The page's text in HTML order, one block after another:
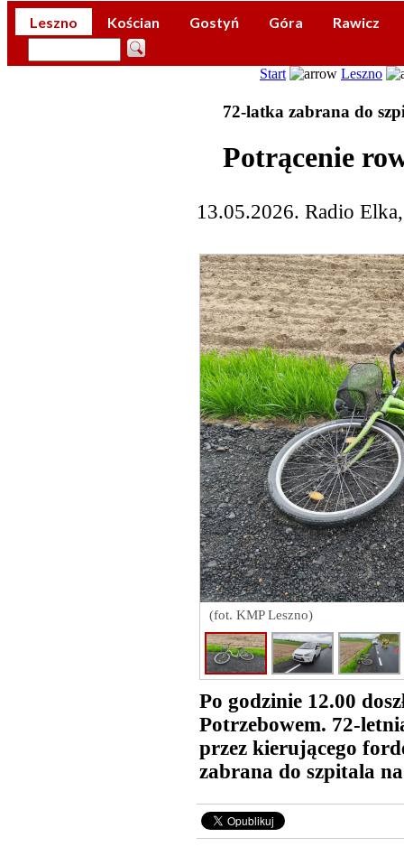
Leszno Kościan Gostyń Góra Rawicz
Start Leszno
72-latka zabrana do
Potrącenie
13.05.2026. Radio
(fot. KMP Leszno)
Po godzinie 12.00
Potrzebowem. 72-
przez kierującego
zabrana do szpitala